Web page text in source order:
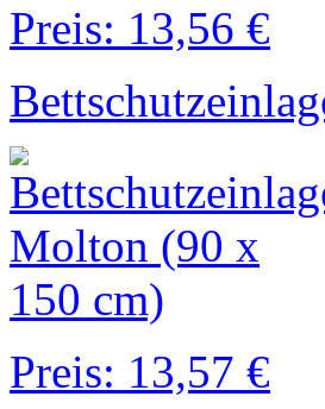
Preis: 13,56 €
Preis: 13,57 €